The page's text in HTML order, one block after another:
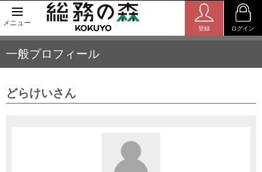
メニュー
登録 ログイン
一般プロフィール
どらけいさん